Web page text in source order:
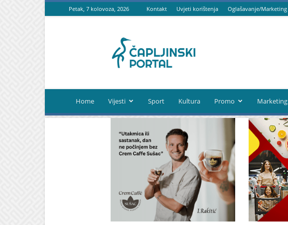
Petak, 7 kolovoza, 2026 Kontakt Uvjeti korištenja Oglašavanje/Marketing
portal
Home Vijesti Sport Kultura Promo Marketing